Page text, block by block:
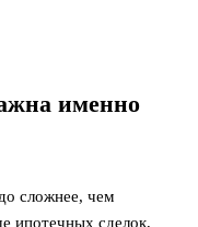
именно
сложнее, чем
ипотечных сделок,